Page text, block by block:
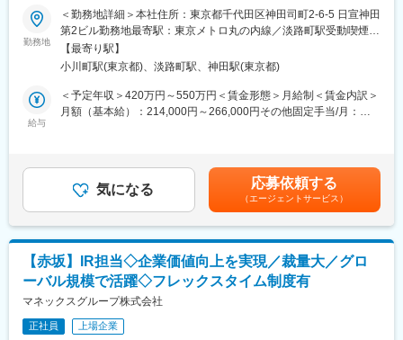
■企業概要：
創業79年、東証スタンダード上場の総合広告会社です。ファンコ
ミュニティを軸とした独自のマーケティング支援を展開し、全国
ネットワークと多様な顧客基盤を強みに事業開発も推進していま
す。
■採用背景：
2030年に向けた事業拡大と経営体制強化を背景に、次世代の経営
■業務内容：
株主・投資家へ企業価値を伝えるIR業務を中心に、経営判断に必
・決算短信、説明会資料作成
・投資家対応（問い合わせ・面談調整）
・決算スケジュール管理
・取締役会運営（事務局）
勤務地
＜勤務地詳細＞本社住所：東京都千代田区神田司町2-6-5 日宣神田
第2ビル勤務地最寄駅：東京メトロ丸の内線／淡路町駅受動喫煙対
策：屋内喫煙可能場所あり変更の範囲：無
【最寄り駅】
小川町駅(東京都)、淡路町駅、神田駅(東京都)
給与
＜予定年収＞420万円～550万円＜賃金形態＞月給制＜賃金内訳＞
月額（基本給）：214,000円～266,000円その他固定手当/月：
業手当＞有＜給与補足＞■その他固定手当：地域手当 15,000円■賞
与：年2回（基本給×2か月×2回）※業績評価によって変動■昇給：
年1回※上記の他、該当者には家賃手当、家族手当も支給賃金はあ
くまでも目安の金額であり、選考を通じて上下する可能性があり
ます。月給(月額)は固定手当を含めた表記です。
気になる 応募依頼する
（エージェントサービス）
【赤坂】IR担当◇企業価値向上を実現／裁量大／グロ
ーバル規模で活躍◇フレックスタイム制度有
マネックスグループ株式会社
正社員 上場企業